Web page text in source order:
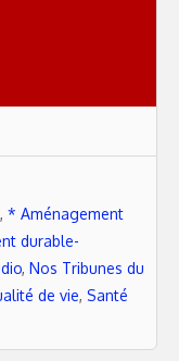
, * Aménagement
durable-
, Nos Tribunes du
de vie, Santé